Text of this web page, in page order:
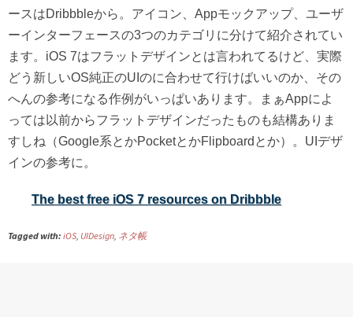
ースはDribbbleから。アイコン、Appモックアップ、ユーザ
ーインターフェースの3つのカテゴリに分けて紹介されてい
ます。iOS 7はフラットデザインとは言われてるけど、実際
どう新しいOS純正のUIのに合わせて行けばいいのか、その
へんの参考になる作例がいっぱいあります。まぁAppによ
っては以前からフラットデザインだったものも結構ありま
すしね（Google系とかPocketとかFlipboardとか）。UIデザ
インの参考に。
The best free iOS 7 resources on Dribbble
Tagged with: iOS, UIDesign, ネタ帳